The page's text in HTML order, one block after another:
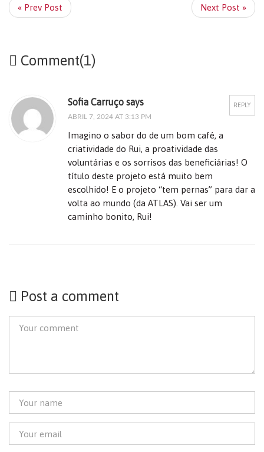
« Prev Post Next Post »
Comment(1)
REPLY
Sofia Carruço says
ABRIL 7, 2024 AT 3:13 PM
Imagino o sabor do de um bom café, a
criatividade do Rui, a proatividade das
voluntárias e os sorrisos das beneficiárias! O
título deste projeto está muito bem
escolhido! E o projeto “tem pernas” para dar a
volta ao mundo (da ATLAS). Vai ser um
caminho bonito, Rui!
Post a comment